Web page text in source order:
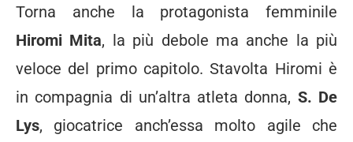
Torna anche la protagonista femminile
Hiromi Mita, la più debole ma anche la più
veloce del primo capitolo. Stavolta Hiromi è
in compagnia di un’altra atleta donna, S. De
Lys, giocatrice anch’essa molto agile che